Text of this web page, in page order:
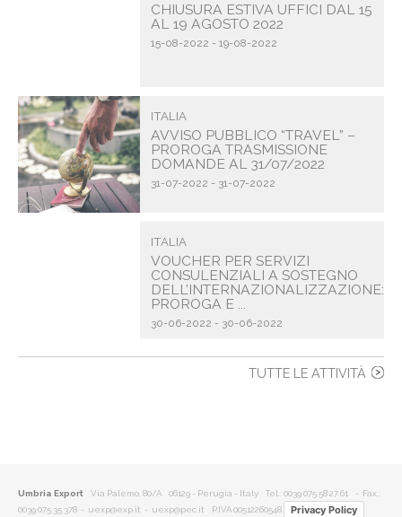
CHIUSURA ESTIVA UFFICI DAL 15
AL 19 AGOSTO 2022
15-08-2022 - 19-08-2022
ITALIA
AVVISO PUBBLICO “TRAVEL” –
PROROGA TRASMISSIONE
DOMANDE AL 31/07/2022
31-07-2022 - 31-07-2022
ITALIA
VOUCHER PER SERVIZI
CONSULENZIALI A SOSTEGNO
DELL’INTERNAZIONALIZZAZIONE:
PROROGA E ...
30-06-2022 - 30-06-2022
TUTTE LE ATTIVITÀ
Umbria Export Via Palemo, 80/A 06129 - Perugia - Italy Tel.: 0039 075 58 27 61 - Fax.:
0039 075 35 378 - uexp@exp.it - uexp@pec.it P.IVA 00512260548 Privacy Policy